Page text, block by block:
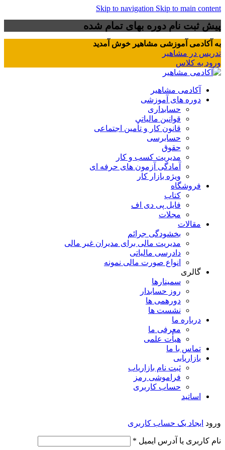
Skip to navigation Skip to main content
پیش ثبت نام دوره بهای تمام شده
به آکادمی آموزشی مشاهیر خوش آمدید
تدریس در مشاهیر
ورود به کلاس
آکادمی مشاهیر
دوره های آموزشی
حسابداری
قوانین مالیاتی
قانون کار و تأمین اجتماعی
حسابرسی
حقوق
مدیریت کسب و کار
آمادگی آزمون های حرفه ای
ویژه بازار کار
فروشگاه
کتاب
فایل پی دی اف
مجلات
مقالات
بخشودگی جرائم
مدیریت مالی برای مدیران غیر مالی
دادرسی مالیاتی
انواع صورت مالی نمونه
گالری
سمینارها
روز حسابدار
دورهمی ها
نشست ها
درباره ما
معرفی ما
هیأت علمی
تماس با ما
بازاریابی
ثبت نام بازاریاب
فراموشی رمز
حساب کاربری
اساتید
ورود ایجاد یک حساب کاربری
نام کاربری یا آدرس ایمیل *